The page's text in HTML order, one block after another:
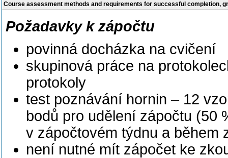
Course assessment methods and requirements for successful completion,
Požadavky k zápočtu
povinná docházka na cvičení
skupinová práce na
protokoly
test poznávání hornin – 12
bodů pro udělení zápočtu (50
v zápočtovém týdnu a během
není nutné mít zápočet ke